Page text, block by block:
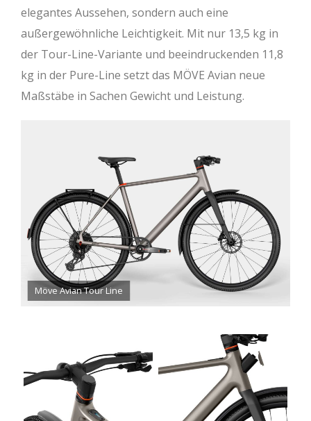
elegantes Aussehen, sondern auch eine
außergewöhnliche Leichtigkeit. Mit nur 13,5 kg in
der Tour-Line-Variante und beeindruckenden 11,8
kg in der Pure-Line setzt das MÖVE Avian neue
Maßstäbe in Sachen Gewicht und Leistung.
Möve Avian Tour Line